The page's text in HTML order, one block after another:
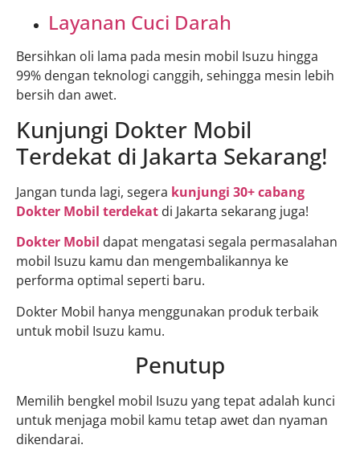
Layanan Cuci Darah
Bersihkan oli lama pada mesin mobil Isuzu hingga
99% dengan teknologi canggih, sehingga mesin lebih
bersih dan awet.
Kunjungi Dokter Mobil
Terdekat di Jakarta Sekarang!
Jangan tunda lagi, segera kunjungi 30+ cabang
Dokter Mobil terdekat di Jakarta sekarang juga!
Dokter Mobil dapat mengatasi segala permasalahan
mobil Isuzu kamu dan mengembalikannya ke
performa optimal seperti baru.
Dokter Mobil hanya menggunakan produk terbaik
untuk mobil Isuzu kamu.
Penutup
Memilih bengkel mobil Isuzu yang tepat adalah kunci
untuk menjaga mobil kamu tetap awet dan nyaman
dikendarai.